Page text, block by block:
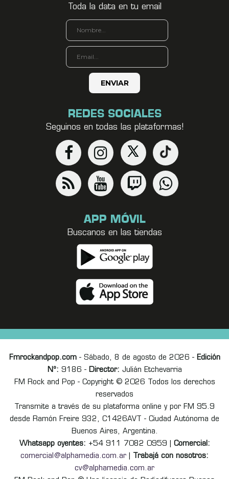
Toda la data en tu email
REDES SOCIALES
Seguinos en todas las plataformas!
APP MÓVIL
Buscanos en las tiendas
Fmrockandpop.com- Sábado, 8 de agosto de 2026 - Edición
Nº: 9186 - Director: Julián Etchevarria
FM Rock and Pop - Copyright © 2026 Todos los derechos
reservados
Transmite a través de su plataforma online y por FM 95.9
desde Ramón Freire 932, C1426AVT - Ciudad Autónoma de
Buenos Aires, Argentina.
Whatsapp oyentes: +54 911 7082 0959 | Comercial:
comercial@alphamedia.com.ar
Trabajá con nosotros:
cv@alphamedia.com.ar